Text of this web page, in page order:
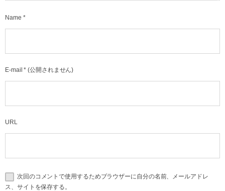
Name *
E-mail * (公開されません)
URL
次回のコメントで使用するためブラウザーに自分の名前、メールアドレ
ス、サイトを保存する。